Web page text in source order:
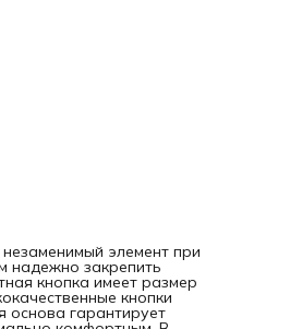
элемент при
надежно закрепить
кнопка имеет размер
кнопки
основа гарантирует